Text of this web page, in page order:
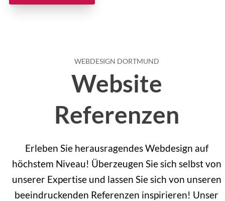
WEBDESIGN DORTMUND
Website
Referenzen
Erleben Sie herausragendes Webdesign auf
höchstem Niveau! Überzeugen Sie sich selbst von
unserer Expertise und lassen Sie sich von unseren
beeindruckenden Referenzen inspirieren! Unser